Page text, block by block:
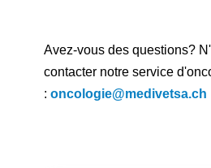
Avez-vous des questions?
contacter notre service
: oncologie@medivetsa.ch